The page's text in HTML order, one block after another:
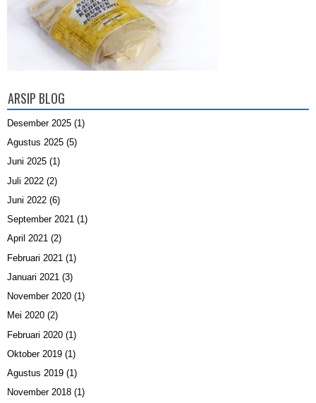
ARSIP BLOG
Desember 2025 (1)
Agustus 2025 (5)
Juni 2025 (1)
Juli 2022 (2)
Juni 2022 (6)
September 2021 (1)
April 2021 (2)
Februari 2021 (1)
Januari 2021 (3)
November 2020 (1)
Mei 2020 (2)
Februari 2020 (1)
Oktober 2019 (1)
Agustus 2019 (1)
November 2018 (1)